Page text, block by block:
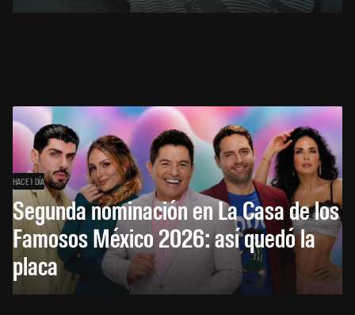
HACE 1 DÍA
Segunda nominación en La Casa de los
Famosos México 2026: así quedó la
placa